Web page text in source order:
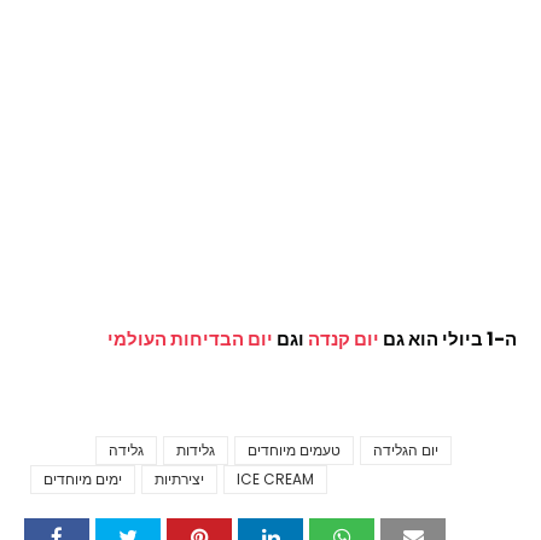
ה-1 ביולי הוא גם יום קנדה וגם יום הבדיחות העולמי
גלידה גלידות טעמים מיוחדים
יום הגלידה
ימים מיוחדים
יצירתיות ICE CREAM